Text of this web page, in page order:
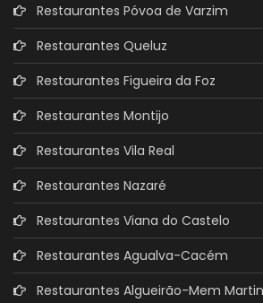
Restaurantes Póvoa de Varzim
Restaurantes Queluz
Restaurantes Figueira da Foz
Restaurantes Montijo
Restaurantes Vila Real
Restaurantes Nazaré
Restaurantes Viana do Castelo
Restaurantes Agualva-Cacém
Restaurantes Algueirão-Mem